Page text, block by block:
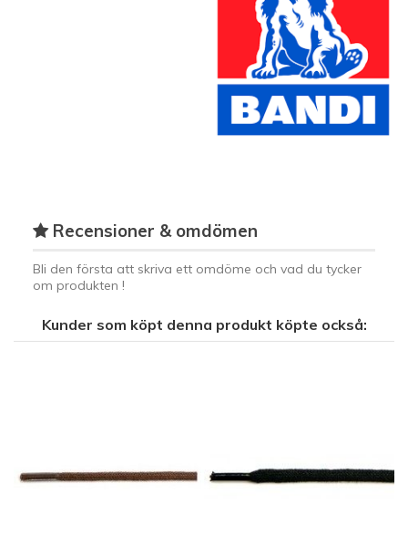
Recensioner & omdömen
Bli den första att skriva ett omdöme och vad du tycker
om produkten !
Kunder som köpt denna produkt köpte också: